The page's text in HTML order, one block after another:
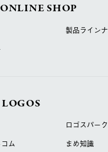
SHOP
製品ライン
ロゴスパーク
ム
まめ知識